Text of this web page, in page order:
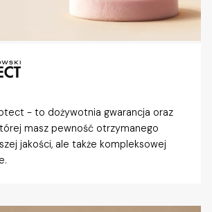
- to dożywotnia gwarancja oraz
masz pewność otrzymanego
jakości, ale także kompleksowej